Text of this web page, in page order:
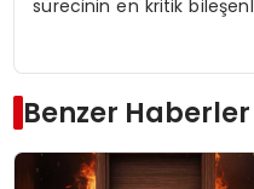
sürecinin en kritik
Benzer Haberler